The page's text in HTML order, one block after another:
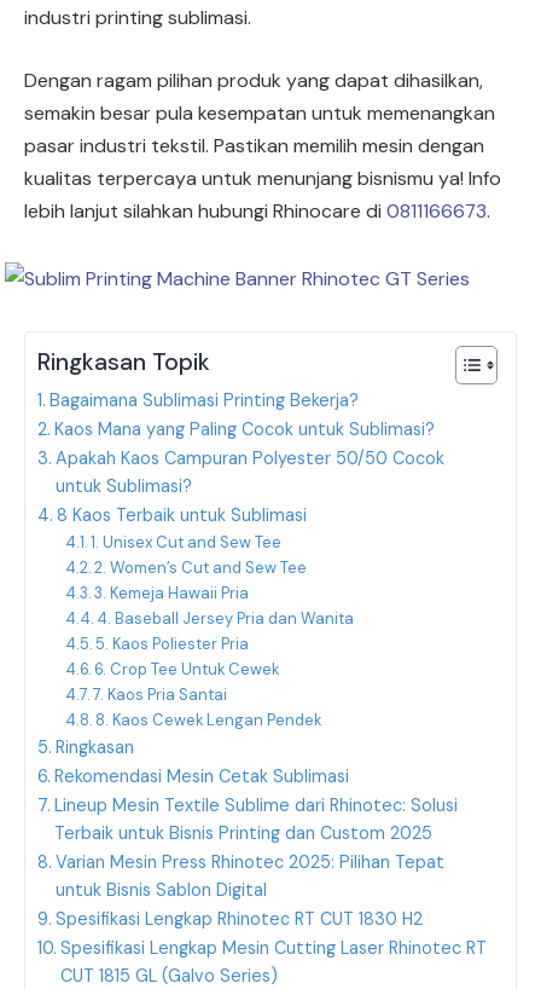
industri printing sublimasi.
Dengan ragam pilihan produk yang dapat dihasilkan,
semakin besar pula kesempatan untuk memenangkan
pasar industri tekstil. Pastikan memilih mesin dengan
kualitas terpercaya untuk menunjang bisnismu ya! Info
lebih lanjut silahkan hubungi Rhinocare di 0811166673.
Ringkasan Topik
Bagaimana Sublimasi Printing Bekerja?
Kaos Mana yang Paling Cocok untuk Sublimasi?
Apakah Kaos Campuran Polyester 50/50 Cocok
untuk Sublimasi?
8 Kaos Terbaik untuk Sublimasi
1. Unisex Cut and Sew Tee
2. Women’s Cut and Sew Tee
3. Kemeja Hawaii Pria
4. Baseball Jersey Pria dan Wanita
5. Kaos Poliester Pria
6. Crop Tee Untuk Cewek
7. Kaos Pria Santai
8. Kaos Cewek Lengan Pendek
Ringkasan
Rekomendasi Mesin Cetak Sublimasi
Lineup Mesin Textile Sublime dari Rhinotec: Solusi
Terbaik untuk Bisnis Printing dan Custom 2025
Varian Mesin Press Rhinotec 2025: Pilihan Tepat
untuk Bisnis Sablon Digital
Spesifikasi Lengkap Rhinotec RT CUT 1830 H2
Spesifikasi Lengkap Mesin Cutting Laser Rhinotec RT
CUT 1815 GL (Galvo Series)